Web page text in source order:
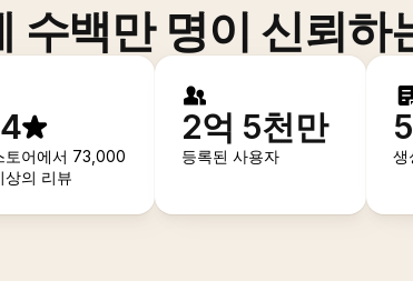
수백만 명이 신뢰하
토어에서 73,000
상의 리뷰
2억 5천만
등록된 사용자 생